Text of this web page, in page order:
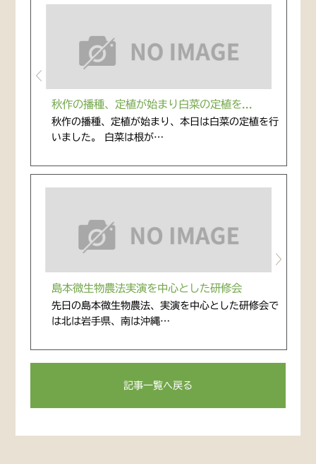
秋作の播種、定植が始まり白菜の定植を...
秋作の播種、定植が始まり、本日は白菜の定植を行
いました。 白菜は根が…
島本微生物農法実演を中心とした研修会
先日の島本微生物農法、実演を中心とした研修会で
は北は岩手県、南は沖縄…
記事一覧へ戻る